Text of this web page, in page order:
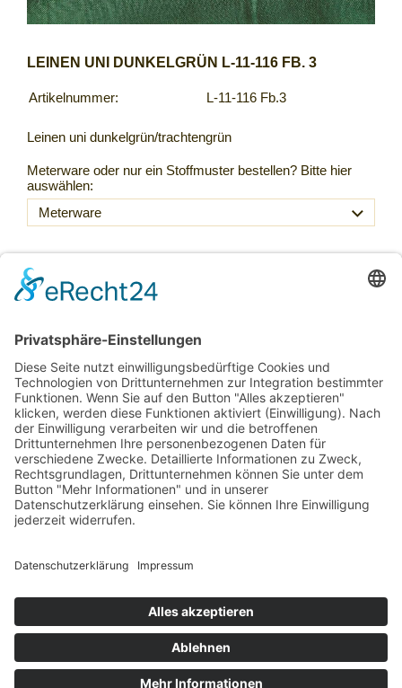
LEINEN UNI DUNKELGRÜN L-11-116 FB. 3
Artikelnummer: L-11-116 Fb.3
Leinen uni dunkelgrün/trachtengrün
Meterware oder nur ein Stoffmuster bestellen? Bitte hier
auswählen:
48,00 €
Inkl. 20 % USt. zzgl. Versand
Sofort ab Lager
Laufmeter *(48,00 € / lfm):
In den Warenkorb
Für später merken
SO FINDEN SIE UNS
VERSANDZAHLUNGAGBSENDUNGSVERFOLGUNG